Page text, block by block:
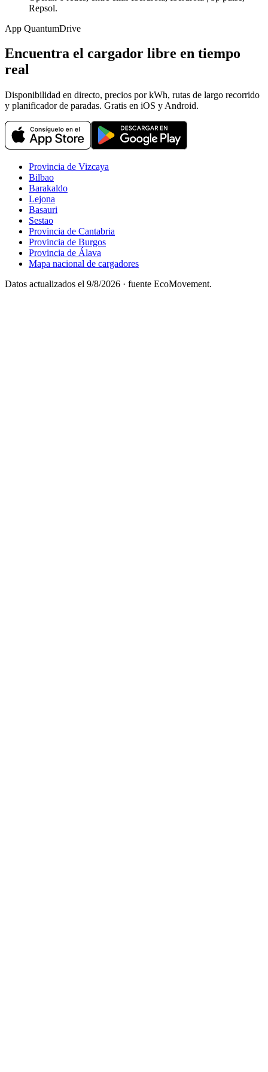
Repsol.
App QuantumDrive
Encuentra el cargador libre en tiempo
real
Disponibilidad en directo, precios por kWh, rutas de largo recorrido
y planificador de paradas. Gratis en iOS y Android.
Provincia de Vizcaya
Bilbao
Barakaldo
Lejona
Basauri
Sestao
Provincia de Cantabria
Provincia de Burgos
Provincia de Álava
Mapa nacional de cargadores
Datos actualizados el 9/8/2026 · fuente EcoMovement.